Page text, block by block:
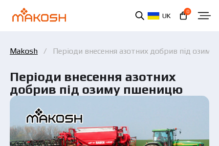
UK
0
Makosh Періоди внесення азотних добрив під
Періоди внесення азотних
добрив під озиму пшеницю